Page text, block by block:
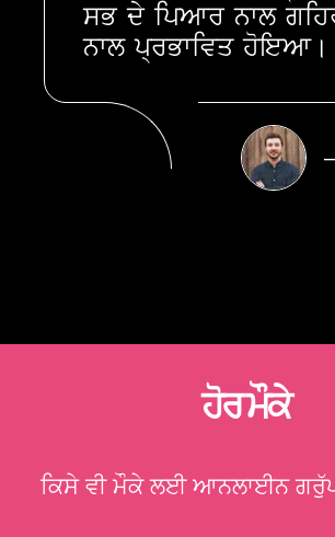
ਸਭ ਦੇ ਪਿਆਰ ਨਾਲ
ਨਾਲ ਪ੍ਰਭਾਵਿਤ ਹੋਇਆ।
ਹੋਰ ਮੌਕੇ
ਕਿਸੇ ਵੀ ਮੌਕੇ ਲਈ ਆਨਲਾਈਨ